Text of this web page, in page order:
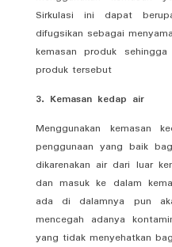
Sirkulasi ini dapat
difugsikan sebagai
kemasan produk
produk tersebut
3. Kemasan kedap air
Menggunakan kemasan
penggunaan yang baik
dikarenakan air dari luar
dan masuk ke dalam
ada di dalamnya pun
mencegah adanya
yang tidak menyehatkan